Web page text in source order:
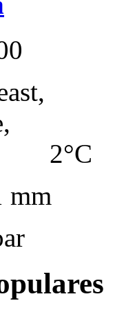
2°C
mm